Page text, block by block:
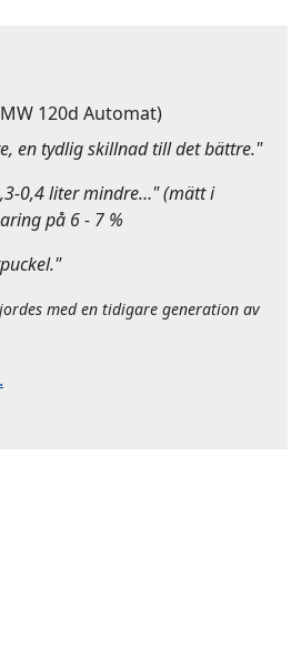
120d Automat)
en tydlig skillnad till det bättre."
0,4 liter mindre…" (mätt i
på 6 - 7 %
med en tidigare generation av